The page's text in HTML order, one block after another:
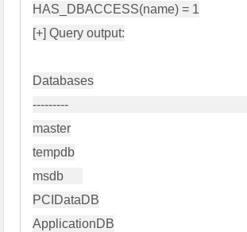
HAS_DBACCESS(name) = 1
[+] Query output:
Databases
---------
master
tempdb
msdb
PCIDataDB
ApplicationDB